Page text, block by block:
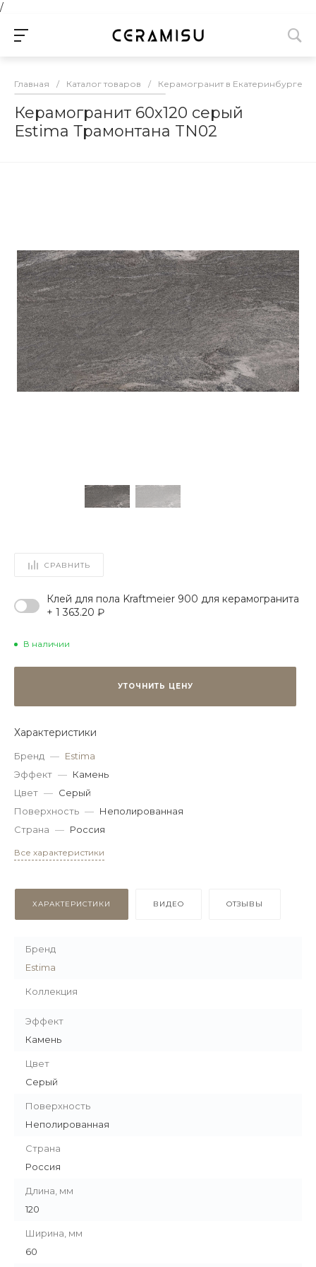
/
Главная / Каталог товаров / Керамогранит в Екатеринбурге
Керамогранит 60х120 серый
Estima Трамонтана TN02
СРАВНИТЬ
Клей для пола Kraftmeier 900 для керамогранита
+ 1 363.20 ₽
В наличии
УТОЧНИТЬ ЦЕНУ
Характеристики
Бренд — Estima
Эффект — Камень
Цвет — Серый
Поверхность — Неполированная
Страна — Россия
Все характеристики
ХАРАКТЕРИСТИКИ ВИДЕО ОТЗЫВЫ
Бренд
Estima
Коллекция
Эффект
Камень
Цвет
Серый
Поверхность
Неполированная
Страна
Россия
Длина, мм
120
Ширина, мм
60